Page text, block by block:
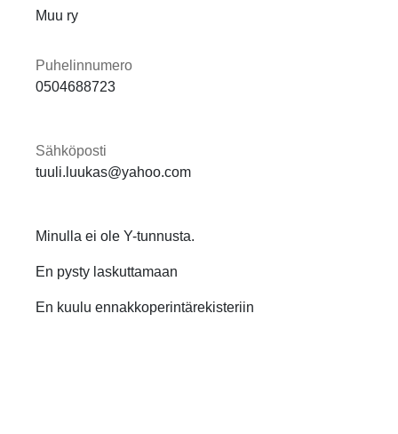
Muu ry
Puhelinnumero
0504688723
Sähköposti
tuuli.luukas@yahoo.com
Minulla ei ole Y-tunnusta.
En pysty laskuttamaan
En kuulu ennakkoperintärekisteriin